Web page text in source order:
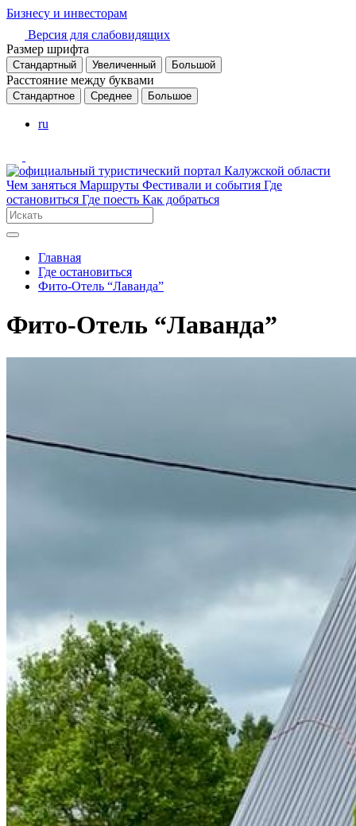
Бизнесу и инвесторам
Версия для слабовидящих
Размер шрифта
Стандартный Увеличенный Большой
Расстояние между буквами
Стандартное Среднее Большое
ru
Чем заняться Маршруты Фестивали и события Где
остановиться Где поесть Как добраться
Главная
Где остановиться
Фито-Отель “Лаванда”
Фито-Отель “Лаванда”